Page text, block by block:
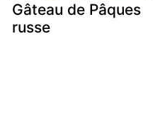
Gâteau de Pâques
russe